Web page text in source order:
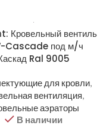
Кровельный вентиль
Cascade под м/ч
Ral 9005
для кровли,
вентиляция,
аэраторы
В наличии